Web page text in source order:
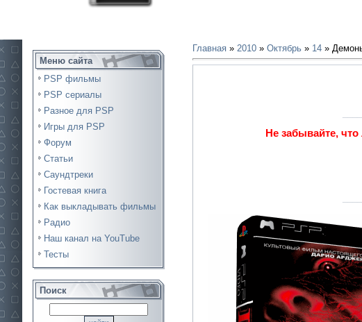
Меню сайта
PSP фильмы
PSP сериалы
Разное для PSP
Игры для PSP
Форум
Статьи
Саундтреки
Гостевая книга
Как выкладывать фильмы
Радио
Наш канал на YouTube
Тесты
Поиск
Главная » 2010 » Октябрь » 14 »
Не забывайте,